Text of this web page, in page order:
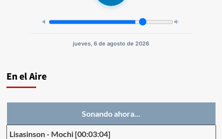
jueves, 6 de agosto de 2026
En el Aire
Sonando ahora...
Lisasinson- Mochi [00:03:04]